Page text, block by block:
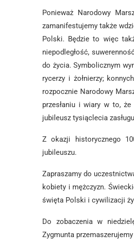
Ponieważ Narodowy
zamanifestujemy także
Polski. Będzie to więc
niepodległość,
do życia. Symbolicznym
rycerzy i żołnierzy;
rozpocznie Narodowy
przesłaniu i wiary w to,
jubileusz tysiąclecia
Z okazji historycznego
jubileuszu.
Zapraszamy do
kobiety i mężczyzn.
święta Polski i cywilizacji
Do zobaczenia w
Zygmunta